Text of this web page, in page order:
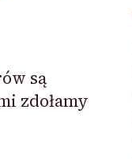
są
zdołamy